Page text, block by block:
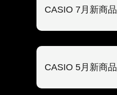
CASIO 7月新商品
CASIO 5月新商品